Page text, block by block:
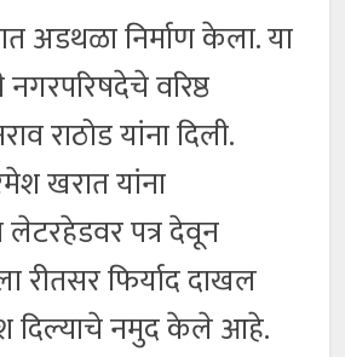
अडथळा निर्माण केला. या
वरिष्ठ
राठोड यांना दिली.
खरात यांना
लेटरहेडवर पत्र देवून
रीतसर फिर्याद दाखल
दिल्याचे नमुद केले आहे.